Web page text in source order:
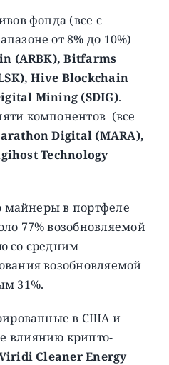
фонда (все с
от 8% до 10%)
(ARBK), Bitfarms
Hive Blockchain
Mining (SDIG).
компонентов (все
Digital (MARA),
Technology
майнеры в портфеле
77% возобновляемой
со средним
возобновляемой
31%.
в США и
влиянию крипто-
Cleaner Energy